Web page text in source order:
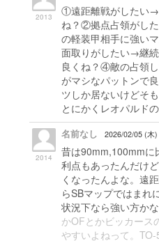
2013
①遠距離戦がしたい→
ね？②拠点占領がし
の軽装甲相手に強い
面取りがしたい→継
良くね？④敵の占領
がマシなパットンで
ツしか居ないけどそ
とにかくレオパルド
2014
名前なし 2026/02/05 (木
昔は90mm,100mmに
利点もあったんだけ
くなったんよな。遠
らSBマップではま
状況下なら強い方か
かOFとかビッカース
やすいよねって。